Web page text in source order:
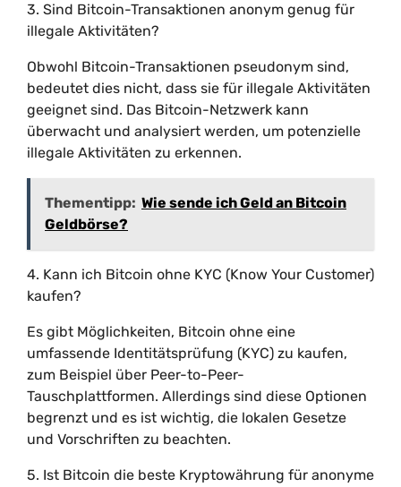
3. Sind Bitcoin-Transaktionen anonym genug für
illegale Aktivitäten?
Obwohl Bitcoin-Transaktionen pseudonym sind,
bedeutet dies nicht, dass sie für illegale Aktivitäten
geeignet sind. Das Bitcoin-Netzwerk kann
überwacht und analysiert werden, um potenzielle
illegale Aktivitäten zu erkennen.
Thementipp: Wie sende ich Geld an Bitcoin
Geldbörse?
4. Kann ich Bitcoin ohne KYC (Know Your Customer)
kaufen?
Es gibt Möglichkeiten, Bitcoin ohne eine
umfassende Identitätsprüfung (KYC) zu kaufen,
zum Beispiel über Peer-to-Peer-
Tauschplattformen. Allerdings sind diese Optionen
begrenzt und es ist wichtig, die lokalen Gesetze
und Vorschriften zu beachten.
5. Ist Bitcoin die beste Kryptowährung für anonyme